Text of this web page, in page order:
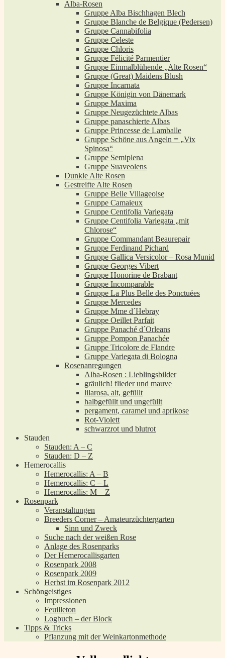
Alba-Rosen
Gruppe Alba Bischhagen Blech
Gruppe Blanche de Belgique (Pedersen)
Gruppe Cannabifolia
Gruppe Celeste
Gruppe Chloris
Gruppe Félicité Parmentier
Gruppe Einmalblühende „Alte Rosen“
Gruppe (Great) Maidens Blush
Gruppe Incarnata
Gruppe Königin von Dänemark
Gruppe Maxima
Gruppe Neugezüchtete Albas
Gruppe panaschierte Albas
Gruppe Princesse de Lamballe
Gruppe Schöne aus Angeln = „Vix
Spinosa“
Gruppe Semiplena
Gruppe Suaveolens
Dunkle Alte Rosen
Gestreifte Alte Rosen
Gruppe Belle Villageoise
Gruppe Camaieux
Gruppe Centifolia Variegata
Gruppe Centifolia Variegata „mit
Chlorose“
Gruppe Commandant Beaurepair
Gruppe Ferdinand Pichard
Gruppe Gallica Versicolor – Rosa Munid
Gruppe Georges Vibert
Gruppe Honorine de Brabant
Gruppe Incomparable
Gruppe La Plus Belle des Ponctuées
Gruppe Mercedes
Gruppe Mme d´Hebray
Gruppe Oeillet Parfait
Gruppe Panaché d´Orleans
Gruppe Pompon Panachée
Gruppe Tricolore de Flandre
Gruppe Variegata di Bologna
Rosenanregungen
Alba-Rosen : Lieblingsbilder
gräulich! flieder und mauve
lilarosa, alt, gefüllt
halbgefüllt und ungefüllt
pergament, caramel und aprikose
Rot-Violett
schwarzrot und blutrot
Stauden
Stauden: A – C
Stauden: D – Z
Hemerocallis
Hemerocallis: A – B
Hemerocallis: C – L
Hemerocallis: M – Z
Rosenpark
Veranstaltungen
Breeders Corner – Amateurzüchtergarten
Sinn und Zweck
Suche nach der weißen Rose
Anlage des Rosenparks
Der Hemerocallisgarten
Rosenpark 2008
Rosenpark 2009
Herbst im Rosenpark 2012
Schöngeistiges
Impressionen
Feuilleton
Logbuch – der Block
Tipps & Tricks
Pflanzung mit der Weinkartonmethode